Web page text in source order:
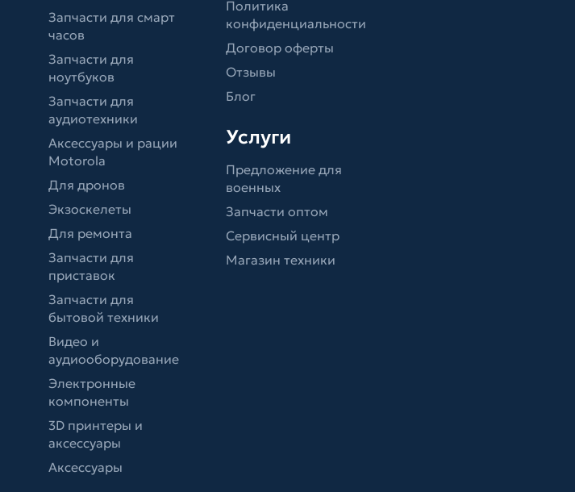
Запчасти для смарт
часов
Запчасти для
ноутбуков
Запчасти для
аудиотехники
Аксессуары и рации
Motorola
Для дронов
Экзоскелеты
Для ремонта
Запчасти для
приставок
Запчасти для
бытовой техники
Видео и
аудиооборудование
Электронные
компоненты
3D принтеры и
аксессуары
Аксессуары
Политика
конфиденциальности
Договор оферты
Отзывы
Блог
Услуги
Предложение для
военных
Запчасти оптом
Сервисный центр
Магазин техники